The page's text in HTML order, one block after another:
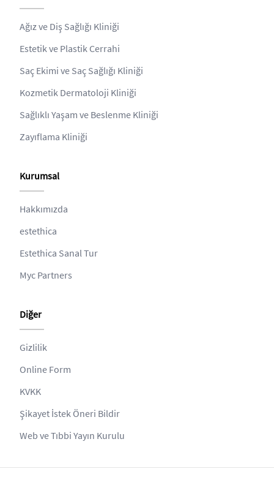
Ağız ve Diş Sağlığı Kliniği
Estetik ve Plastik Cerrahi
Saç Ekimi ve Saç Sağlığı Kliniği
Kozmetik Dermatoloji Kliniği
Sağlıklı Yaşam ve Beslenme Kliniği
Zayıflama Kliniği
Kurumsal
Hakkımızda
estethica
Estethica Sanal Tur
Myc Partners
Diğer
Gizlilik
Online Form
KVKK
Şikayet İstek Öneri Bildir
Web ve Tıbbi Yayın Kurulu